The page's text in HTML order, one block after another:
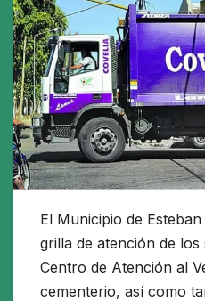
El Municipio de
grilla de atención de
Centro de Atención al
cementerio, así como